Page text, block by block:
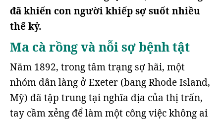
đã khiến con người khiếp sợ suốt nhiều
thế kỷ.
Ma cà rồng và nỗi sợ bệnh tật
Năm 1892, trong tâm trạng sợ hãi, một
nhóm dân làng ở Exeter (bang Rhode Island,
Mỹ) đã tập trung tại nghĩa địa của thị trấn,
tay cầm xẻng để làm một công việc không ai